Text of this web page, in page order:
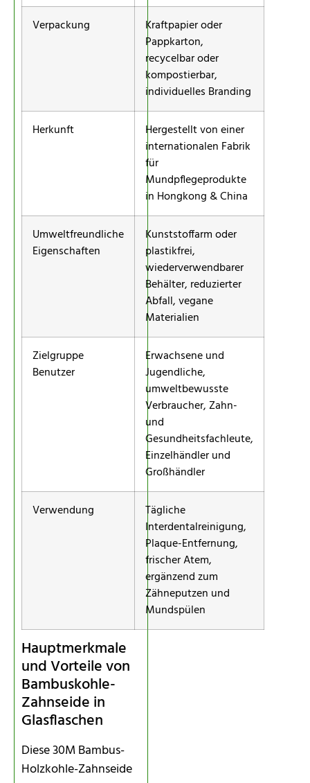
Verpackung
Kraftpapier oder
Pappkarton,
recycelbar oder
kompostierbar,
individuelles Branding
Herkunft
Hergestellt von einer
internationalen Fabrik
für
Mundpflegeprodukte
in Hongkong & China
Umweltfreundliche
Eigenschaften
Kunststoffarm oder
plastikfrei,
wiederverwendbarer
Behälter, reduzierter
Abfall, vegane
Materialien
Zielgruppe
Benutzer
Erwachsene und
Jugendliche,
umweltbewusste
Verbraucher, Zahn-
und
Gesundheitsfachleute,
Einzelhändler und
Großhändler
Verwendung
Tägliche
Interdentalreinigung,
Plaque-Entfernung,
frischer Atem,
ergänzend zum
Zähneputzen und
Mundspülen
Hauptmerkmale
und Vorteile von
Bambuskohle-
Zahnseide in
Glasflaschen
Diese 30M Bambus-
Holzkohle-Zahnseide